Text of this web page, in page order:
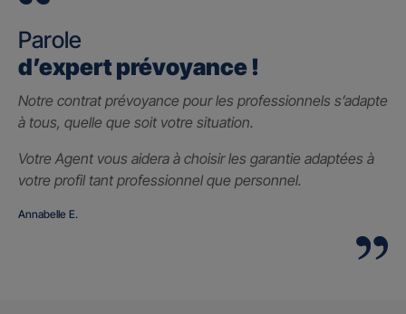
Parole
d’expert prévoyance !
Notre contrat prévoyance pour les professionnels s’adapte
à tous, quelle que soit votre situation.
Votre Agent vous aidera à choisir les garantie adaptées à
votre profil tant professionnel que personnel.
Annabelle E.